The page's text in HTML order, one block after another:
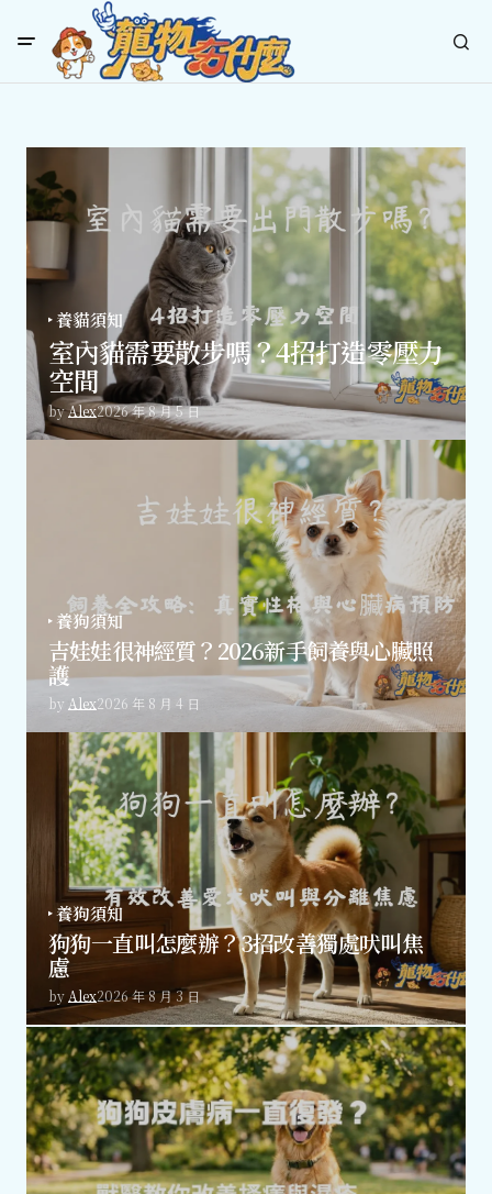
養貓須知
室內貓需要散步嗎？4招打造零壓力
空間
byAlex2026 年 8 月 5 日
養狗須知
吉娃娃很神經質？2026新手飼養與心臟照
護
by Alex2026 年 8 月 4 日
養狗須知
狗狗一直叫怎麼辦？3招改善獨處吠叫焦
慮
by Alex2026 年 8 月 3 日